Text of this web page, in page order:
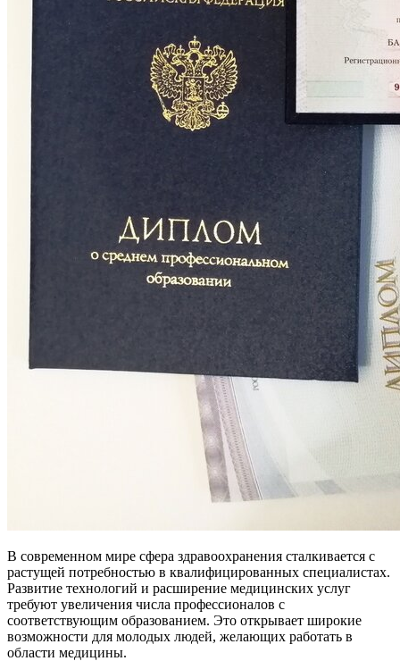
В современном мире сфера здравоохранения сталкивается с
растущей потребностью в квалифицированных специалистах.
Развитие технологий и расширение медицинских услуг
требуют увеличения числа профессионалов с
соответствующим образованием. Это открывает широкие
возможности для молодых людей, желающих работать в
области медицины.